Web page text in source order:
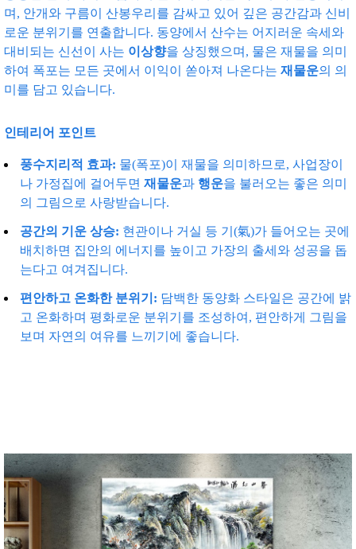
며, 안개와 구름이 산봉우리를 감싸고 있어 깊은 공간감과 신비
로운 분위기를 연출합니다. 동양에서 산수는 어지러운 속세와
대비되는 신선이 사는 이상향을 상징했으며, 물은 재물을 의미
하여 폭포는 모든 곳에서 이익이 쏟아져 나온다는 재물운의 의
미를 담고 있습니다.
인테리어 포인트
풍수지리적 효과: 물(폭포)이 재물을 의미하므로, 사업장이
나 가정집에 걸어두면 재물운과 행운을 불러오는 좋은 의미
의 그림으로 사랑받습니다.
공간의 기운 상승: 현관이나 거실 등 기(氣)가 들어오는 곳에
배치하면 집안의 에너지를 높이고 가장의 출세와 성공을 돕
는다고 여겨집니다.
편안하고 온화한 분위기: 담백한 동양화 스타일은 공간에 밝
고 온화하며 평화로운 분위기를 조성하여, 편안하게 그림을
보며 자연의 여유를 느끼기에 좋습니다.